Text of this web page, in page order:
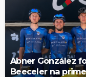
Abner González
Beeceler na